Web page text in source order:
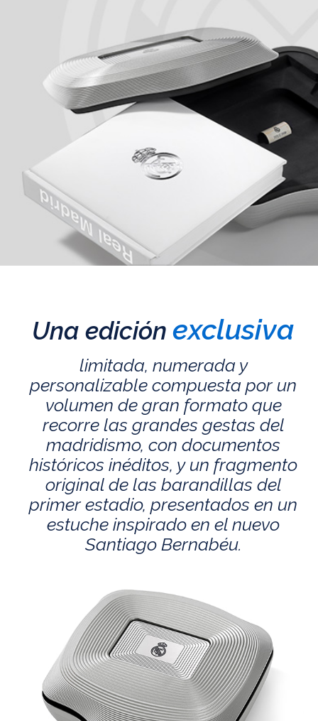
Una edición exclusiva
limitada, numerada y
personalizable compuesta por un
volumen de gran formato que
recorre las grandes gestas del
madridismo, con documentos
históricos inéditos, y un fragmento
original de las barandillas del
primer estadio, presentados en un
estuche inspirado en el nuevo
Santiago Bernabéu.